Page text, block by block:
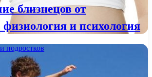
близнецов от
и психология
подростков